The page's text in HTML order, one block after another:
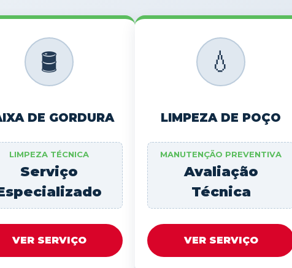
🛢️
DE GORDURA
LIMPEZA TÉCNICA
Serviço
VER SERVIÇO
💧
LIMPEZA DE POÇO
MANUTENÇÃO PREVENTIVA
Avaliação
Técnica
VER SERVIÇO